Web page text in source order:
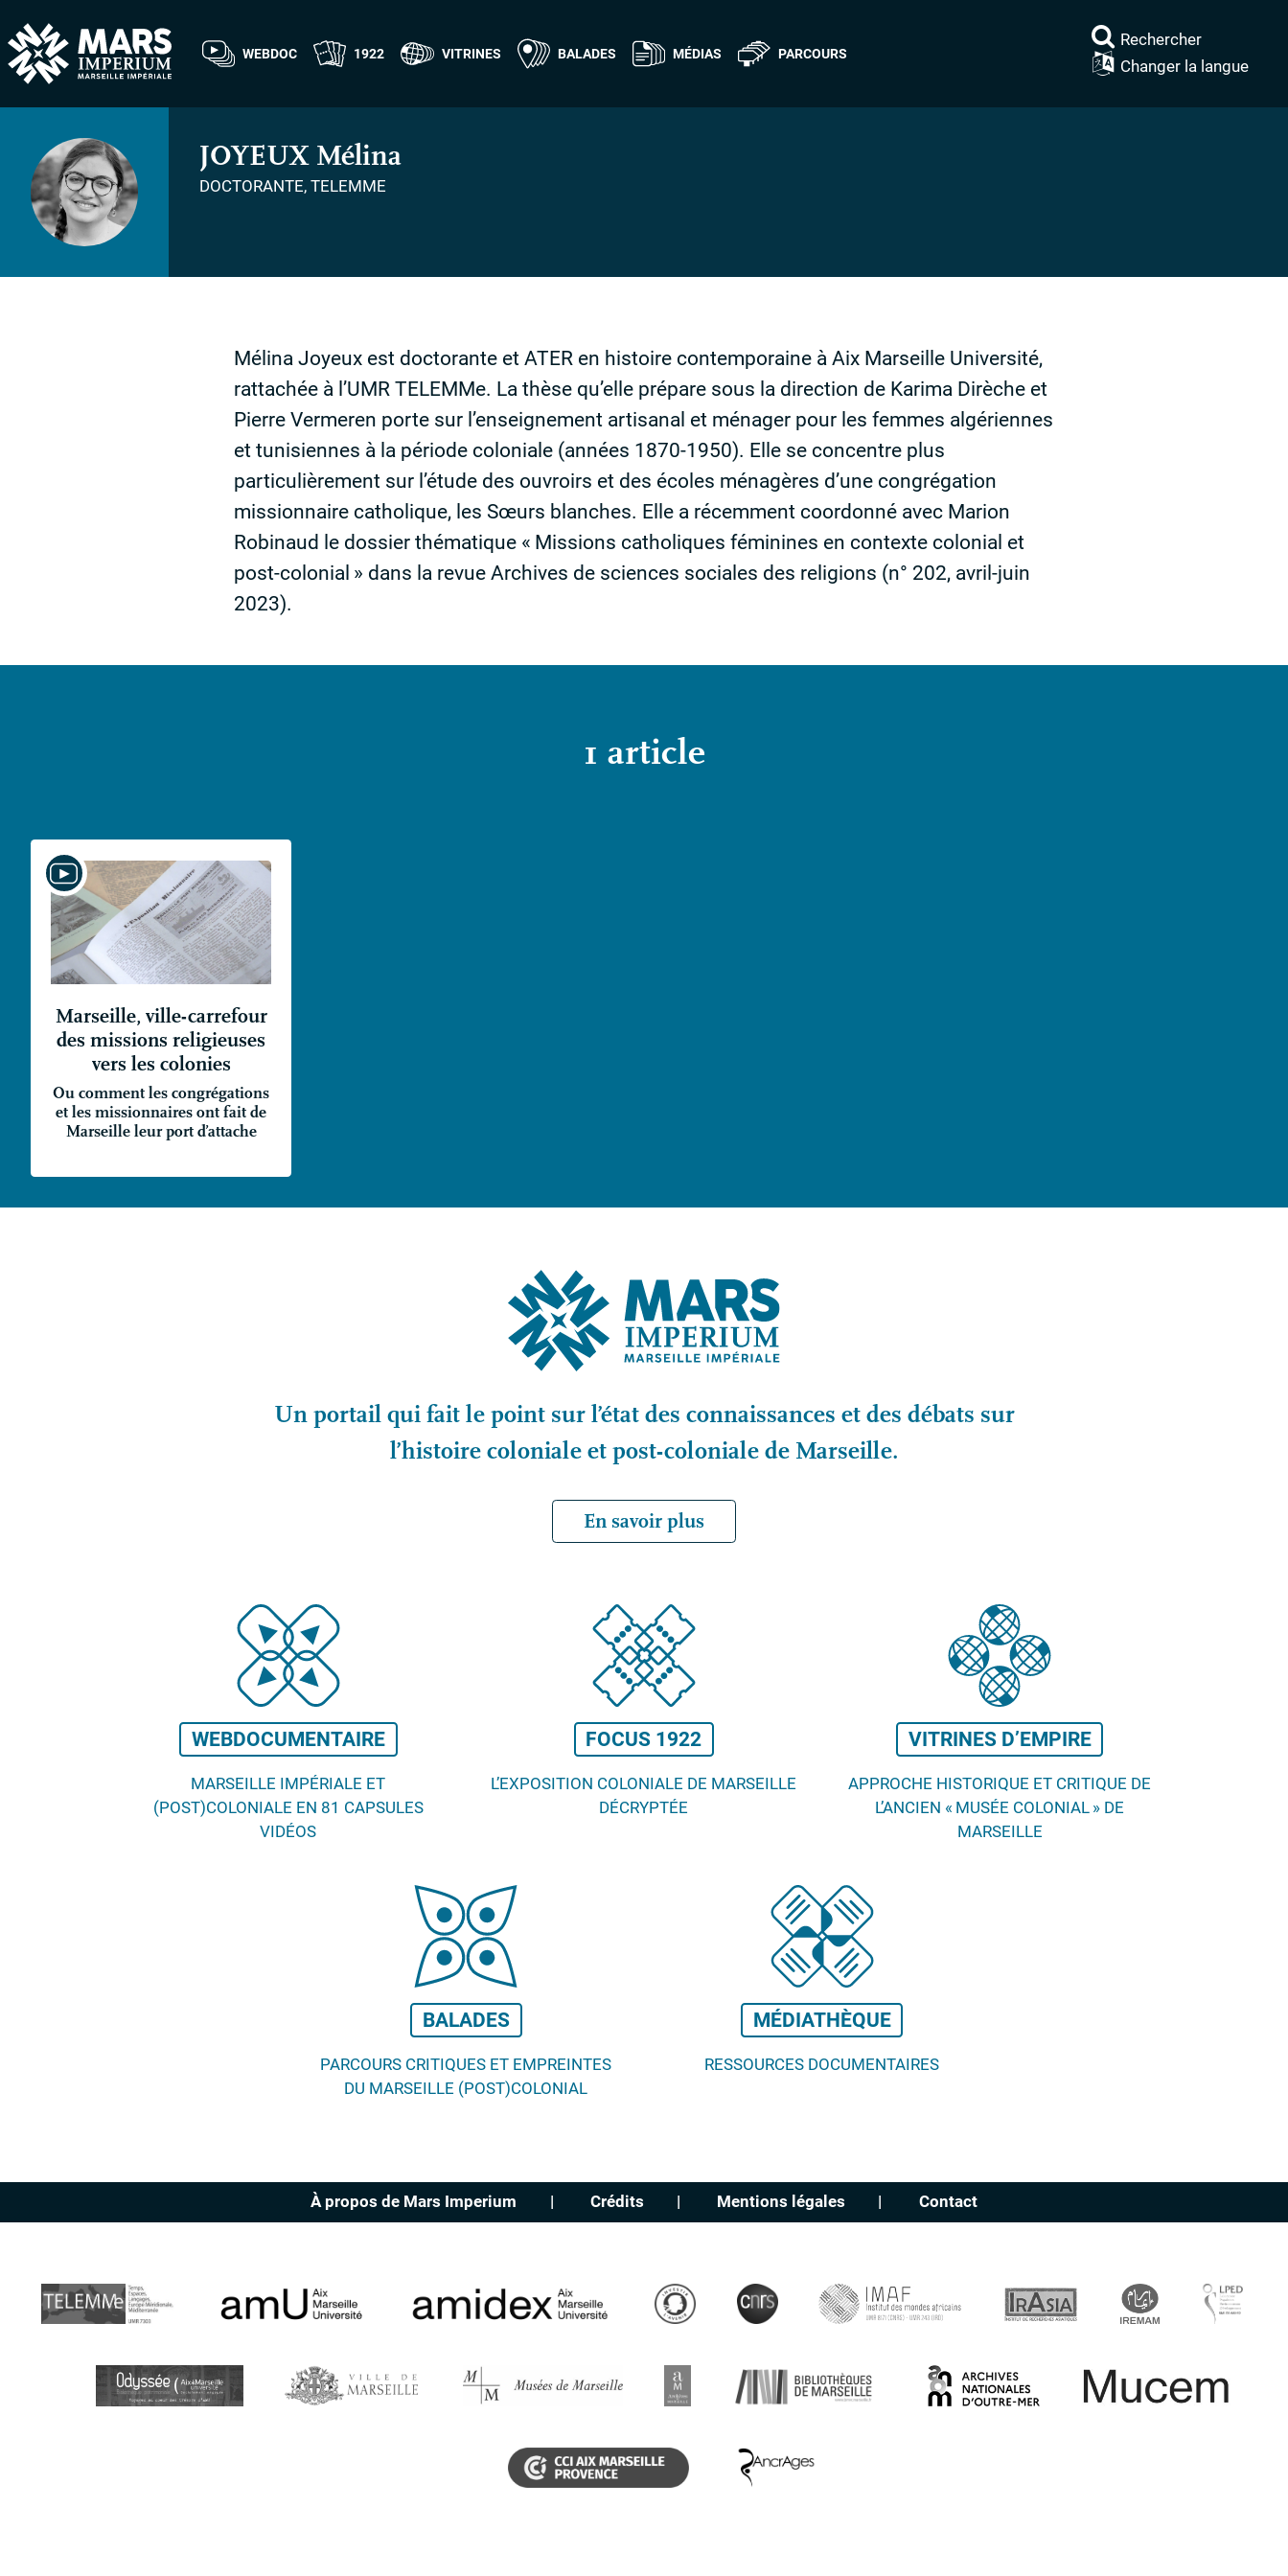
WEBDOC 1922 VITRINES BALADES MÉDIAS PARCOURS
Rechercher
Changer la langue
JOYEUXMélina
DOCTORANTE, TELEMME
Mélina Joyeux est doctorante etATER en histoire contemporaine à Aix Marseille Université,
rattachée à l’UMR TELEMMe. La thèse qu’elle prépare sous la direction de Karima Dirèche et
Pierre Vermeren porte sur l’enseignement artisanal et ménager pour les femmes algériennes
et tunisiennes à la période coloniale (années 1870-1950). Elle se concentre plus
particulièrement sur l’étude des ouvroirs et des écoles ménagères d’une congrégation
missionnaire catholique, les Sœurs blanches. Elle a récemment coordonné avec Marion
Robinaud le dossier thématique « Missions catholiques féminines en contexte colonial et
post-colonial » dans la revue Archives de sciences sociales des religions (n° 202, avril-juin
2023).
1 article
Marseille, ville-carrefour
des missions religieuses
vers les colonies
Ou comment les congrégations
et les missionnaires ont fait de
Marseille leur port d’attache
Un portail qui fait le point sur l’état des connaissances et des débats sur
l’histoire coloniale et post-coloniale de Marseille.
En savoir plus
WEBDOCUMENTAIRE
MARSEILLE IMPÉRIALE ET
(POST)COLONIALE EN 81 CAPSULES
VIDÉOS
FOCUS 1922
L’EXPOSITION COLONIALE DE MARSEILLE
DÉCRYPTÉE
VITRINES D’EMPIRE
APPROCHE HISTORIQUE ET CRITIQUE DE
L’ANCIEN « MUSÉE COLONIAL » DE
MARSEILLE
BALADES
PARCOURS CRITIQUES ET EMPREINTES
DU MARSEILLE (POST)COLONIAL
MÉDIATHÈQUE
RESSOURCES DOCUMENTAIRES
À propos de Mars Imperium Crédits Mentions légales Contact